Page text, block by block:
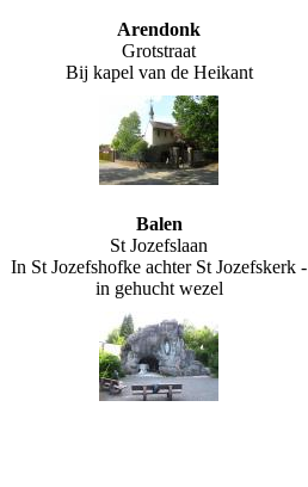
Arendonk
Grotstraat
Bij kapel van de Heikant
Balen
St Jozefslaan
In St Jozefshofke achter St Jozefskerk -
in gehucht wezel